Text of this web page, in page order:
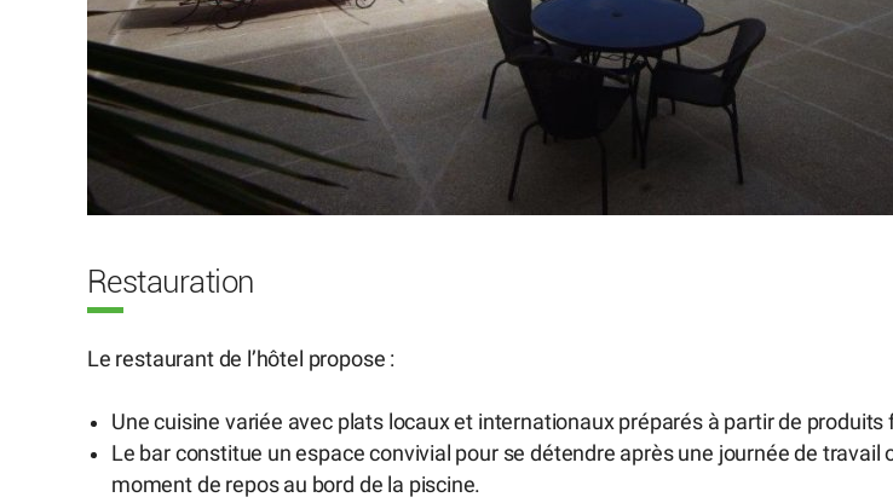
Restauration
Le restaurant de l’hôtel propose :
Une cuisine variée avec plats locaux et internationaux préparés à partir de produits
Le bar constitue un espace convivial pour se détendre après une journée de travail
moment de repos au bord de la piscine.